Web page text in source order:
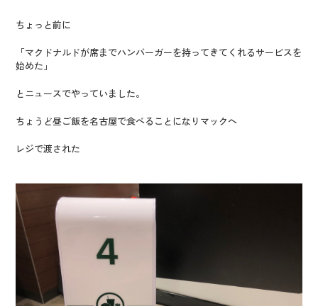
ちょっと前に
「マクドナルドが席までハンバーガーを持ってきてくれるサービスを
始めた」
とニュースでやっていました。
ちょうど昼ご飯を名古屋で食べることになりマックへ
レジで渡された